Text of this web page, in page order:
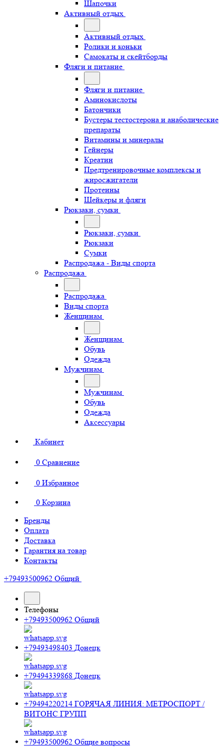
Шапочки
Активный отдых
Активный отдых
Ролики и коньки
Самокаты и скейтборды
Фляги и питание
Фляги и питание
Аминокислоты
Батончики
Бустеры тестостерона и анаболические
препараты
Витамины и минералы
Гейнеры
Креатин
Предтренировочные комплексы и
жиросжигатели
Протеины
Шейкеры и фляги
Рюкзаки, сумки
Рюкзаки, сумки
Рюкзаки
Сумки
Распродажа - Виды спорта
Распродажа
Распродажа
Виды спорта
Женщинам
Женщинам
Обувь
Одежда
Мужчинам
Мужчинам
Обувь
Одежда
Аксессуары
Кабинет
0 Сравнение
0 Избранное
0 Корзина
Бренды
Оплата
Доставка
Гарантия на товар
Контакты
+79493500962 Общий
Телефоны
+79493500962 Общий
+79493498403 Донецк
+79494339868 Донецк
+79494220214 ГОРЯЧАЯ ЛИНИЯ: МЕТРОСПОРТ /
ВИТОНС ГРУПП
+79493500962 Общие вопросы